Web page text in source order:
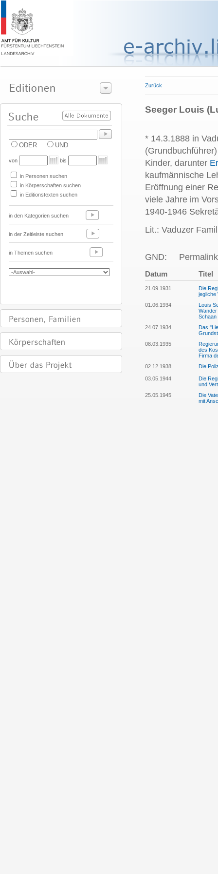
ODER UND
von bis
in Personen suchen
in Körperschaften suchen
in Editionstexten suchen
in den Kategorien suchen
in der Zeitleiste suchen
in Themen suchen
Zurück
Seeger Louis
* 14.3.1888 in
Kinder, darunter
kaufmännische
Eröffnung einer
viele Jahre im
1940-1946
Lit.: Vaduzer
GND:
Datum Titel
21.09.1931
Die
jegliche
01.06.1934
Louis
Wander
Schaan
24.07.1934
Das
08.03.1935
des
Firma
02.12.1938
Die
03.05.1944
Die
und
25.05.1945
Die
mit